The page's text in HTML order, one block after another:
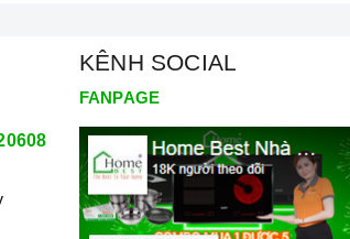
KÊNH SOCIAL
FANPAGE